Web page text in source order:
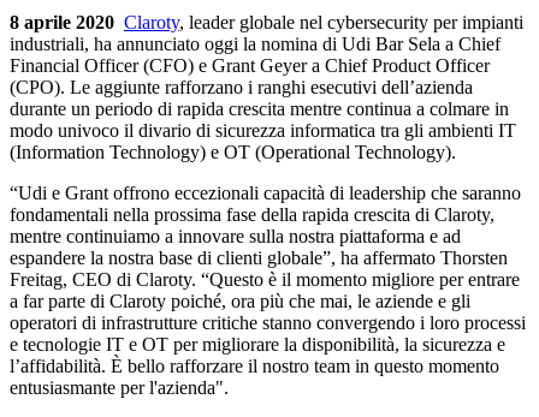
8 aprile 2020 Claroty, leader globale nel cybersecurity per impianti
industriali, ha annunciato oggi la nomina di Udi Bar Sela a Chief
Financial Officer (CFO) e Grant Geyer a Chief Product Officer
(CPO). Le aggiunte rafforzano i ranghi esecutivi dell’azienda
durante un periodo di rapida crescita mentre continua a colmare in
modo univoco il divario di sicurezza informatica tra gli ambienti IT
(Information Technology) e OT (Operational Technology).
“Udi e Grant offrono eccezionali capacità di leadership che saranno
fondamentali nella prossima fase della rapida crescita di Claroty,
mentre continuiamo a innovare sulla nostra piattaforma e ad
espandere la nostra base di clienti globale”, ha affermato Thorsten
Freitag, CEO di Claroty. “Questo è il momento migliore per entrare
a far parte di Claroty poiché, ora più che mai, le aziende e gli
operatori di infrastrutture critiche stanno convergendo i loro processi
e tecnologie IT e OT per migliorare la disponibilità, la sicurezza e
l’affidabilità. È bello rafforzare il nostro team in questo momento
entusiasmante per l'azienda".